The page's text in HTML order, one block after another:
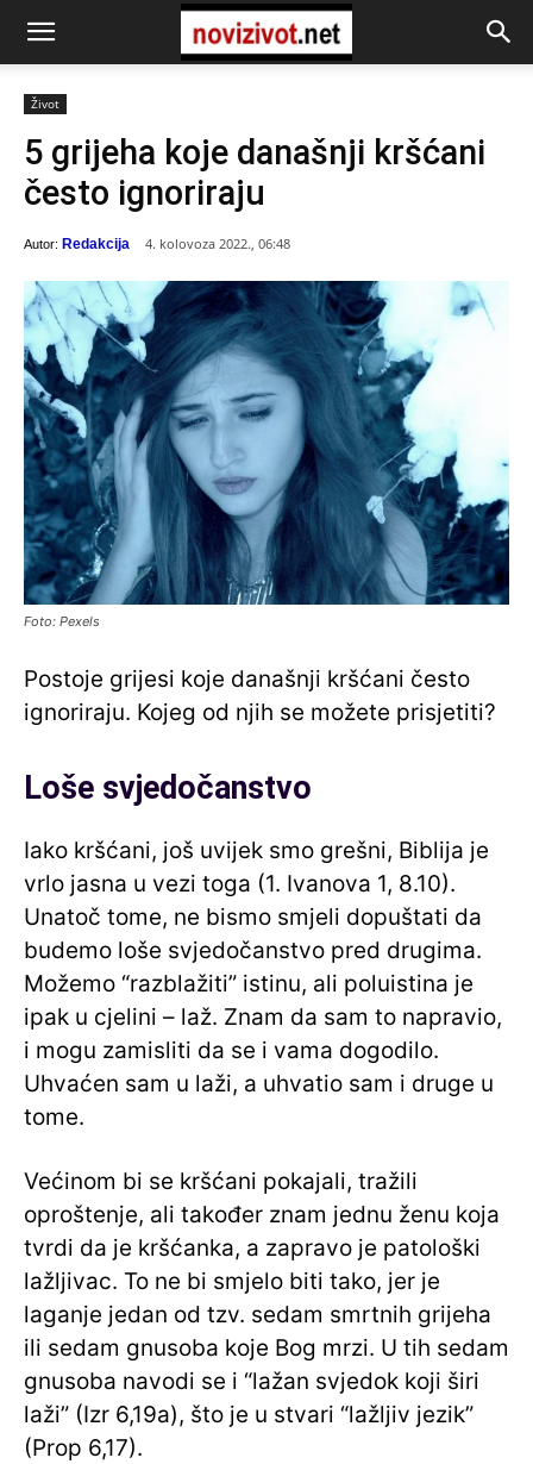
Život
5 grijeha koje današnji kršćani
često ignoriraju
Autor: Redakcija 4. kolovoza 2022., 06:48
Foto: Pexels
Postoje grijesi koje današnji kršćani često
ignoriraju. Kojeg od njih se možete prisjetiti?
Loše svjedočanstvo
Iako kršćani, još uvijek smo grešni, Biblija je
vrlo jasna u vezi toga (1. Ivanova 1, 8.10).
Unatoč tome, ne bismo smjeli dopuštati da
budemo loše svjedočanstvo pred drugima.
Možemo “razblažiti” istinu, ali poluistina je
ipak u cjelini – laž. Znam da sam to napravio,
i mogu zamisliti da se i vama dogodilo.
Uhvaćen sam u laži, a uhvatio sam i druge u
tome.
Većinom bi se kršćani pokajali, tražili
oproštenje, ali također znam jednu ženu koja
tvrdi da je kršćanka, a zapravo je patološki
lažljivac. To ne bi smjelo biti tako, jer je
laganje jedan od tzv. sedam smrtnih grijeha
ili sedam gnusoba koje Bog mrzi. U tih sedam
gnusoba navodi se i “lažan svjedok koji širi
laži” (Izr 6,19a), što je u stvari “lažljiv jezik”
(Prop 6,17).